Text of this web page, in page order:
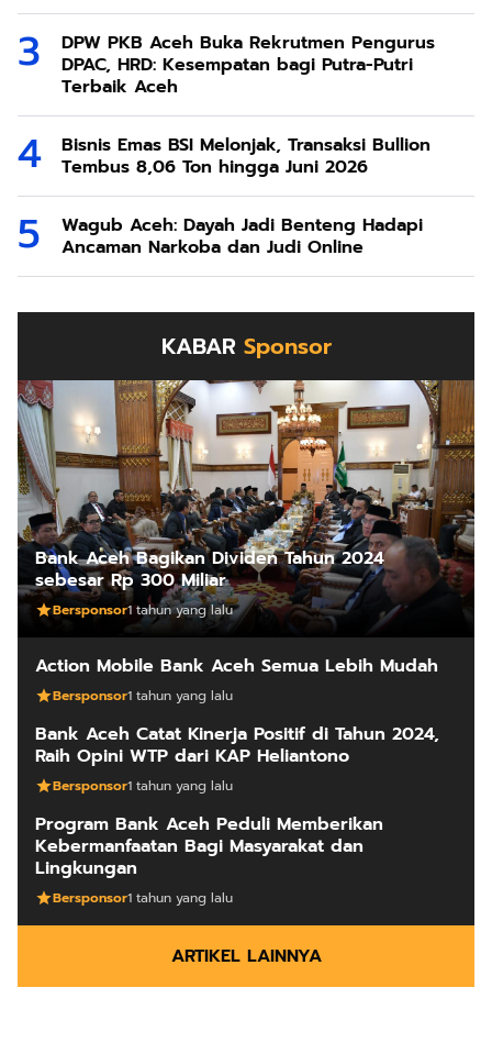
DPW PKB Aceh Buka Rekrutmen Pengurus
DPAC, HRD: Kesempatan bagi Putra-Putri
Terbaik Aceh
Bisnis Emas BSI Melonjak, Transaksi Bullion
Tembus 8,06 Ton hingga Juni 2026
Wagub Aceh: Dayah Jadi Benteng Hadapi
Ancaman Narkoba dan Judi Online
KABAR Sponsor
Bank Aceh Bagikan Dividen Tahun 2024
sebesar Rp 300 Miliar
Bersponsor1 tahun yang lalu
Action Mobile Bank Aceh Semua Lebih Mudah
Bersponsor1 tahun yang lalu
Bank Aceh Catat Kinerja Positif di Tahun 2024,
Raih Opini WTP dari KAP Heliantono
Bersponsor1 tahun yang lalu
Program Bank Aceh Peduli Memberikan
Kebermanfaatan Bagi Masyarakat dan
Lingkungan
Bersponsor1 tahun yang lalu
ARTIKEL LAINNYA